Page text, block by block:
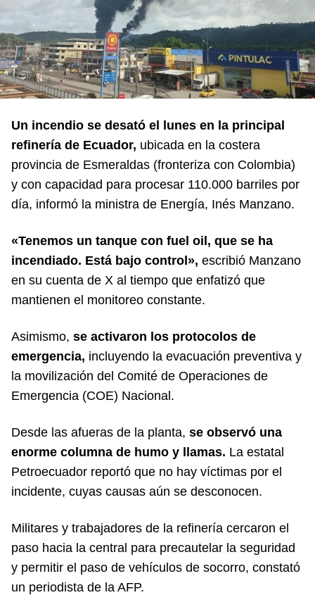
Un incendio se desató el lunes en la principal
refinería de Ecuador, ubicada en la costera
provincia de Esmeraldas (fronteriza con Colombia)
y con capacidad para procesar 110.000 barriles por
día, informó la ministra de Energía, Inés Manzano.
«Tenemos un tanque con fuel oil, que se ha
incendiado. Está bajo control», escribió Manzano
en su cuenta de X al tiempo que enfatizó que
mantienen el monitoreo constante.
Asimismo, se activaron los protocolos de
emergencia, incluyendo la evacuación preventiva y
la movilización del Comité de Operaciones de
Emergencia (COE) Nacional.
Desde las afueras de la planta, se observó una
enorme columna de humo y llamas. La estatal
Petroecuador reportó que no hay víctimas por el
incidente, cuyas causas aún se desconocen.
Militares y trabajadores de la refinería cercaron el
paso hacia la central para precautelar la seguridad
y permitir el paso de vehículos de socorro, constató
un periodista de la AFP.